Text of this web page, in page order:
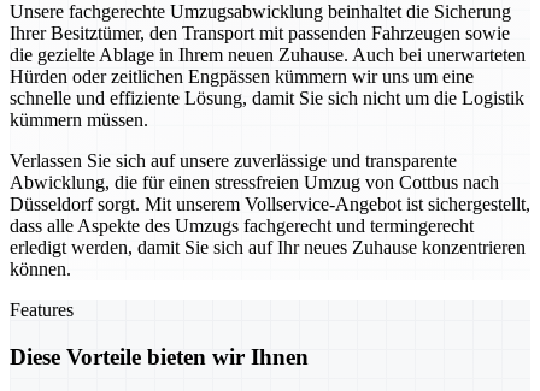
Unsere fachgerechte Umzugsabwicklung beinhaltet die Sicherung
Ihrer Besitztümer, den Transport mit passenden Fahrzeugen sowie
die gezielte Ablage in Ihrem neuen Zuhause. Auch bei unerwarteten
Hürden oder zeitlichen Engpässen kümmern wir uns um eine
schnelle und effiziente Lösung, damit Sie sich nicht um die Logistik
kümmern müssen.
Verlassen Sie sich auf unsere zuverlässige und transparente
Abwicklung, die für einen stressfreien Umzug von Cottbus nach
Düsseldorf sorgt. Mit unserem Vollservice-Angebot ist sichergestellt,
dass alle Aspekte des Umzugs fachgerecht und termingerecht
erledigt werden, damit Sie sich auf Ihr neues Zuhause konzentrieren
können.
Features
Diese Vorteile bieten wir Ihnen